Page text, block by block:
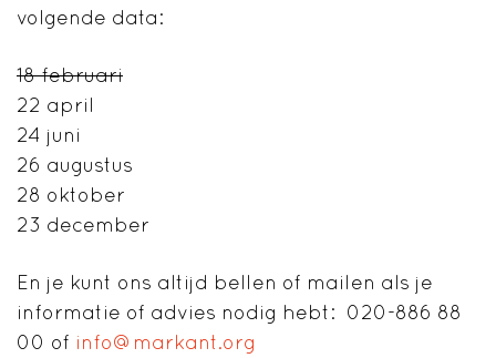
volgende data:
18 februari
22 april
24 juni
26 augustus
28 oktober
23 december
En je kunt ons altijd bellen of mailen als je
informatie of advies nodig hebt: 020-886 88
00 of info@markant.org